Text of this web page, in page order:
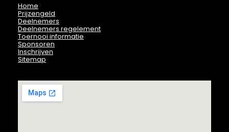
Home
Prijzengeld
Deelnemers
Deelnemers regelement
Toernooi informatie
Sponsoren
Inschrijven
Sitemap